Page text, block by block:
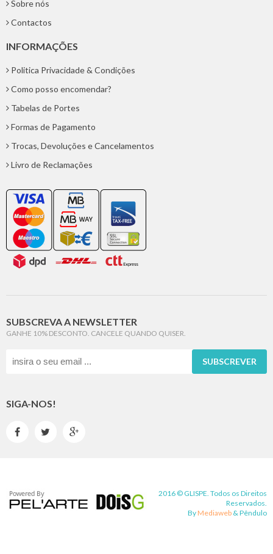
Sobre nós
Contactos
INFORMAÇÕES
Politica Privacidade & Condições
Como posso encomendar?
Tabelas de Portes
Formas de Pagamento
Trocas, Devoluções e Cancelamentos
Livro de Reclamações
SUBSCREVA A NEWSLETTER
GANHE 10% DESCONTO. CANCELE QUANDO QUISER.
SUBSCREVER
SIGA-NOS!
  
2016 © GLISPE. Todos os Direitos
Reservados.
By Mediaweb & Pêndulo